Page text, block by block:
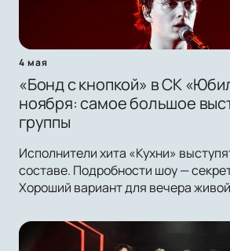
4 мая
«Бонд с кнопкой» в СК
ноября: самое большое
группы
Исполнители хита «Кухни»
составе. Подробности шоу —
Хороший вариант для вечера